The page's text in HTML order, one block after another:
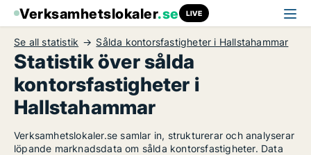
Verksamhetslokaler.se LIVE
Se all statistik Sålda kontorsfastigheter i Hallstahammar
Statistik över sålda
kontorsfastigheter i
Hallstahammar
Verksamhetslokaler.se samlar in, strukturerar och analyserar
löpande marknadsdata om sålda kontorsfastigheter. Data